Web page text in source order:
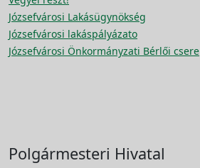
Józsefvárosi Lakásügynökség
Józsefvárosi lakáspályázato
Józsefvárosi Önkormányzati Bérlői csere
Polgármesteri Hivatal